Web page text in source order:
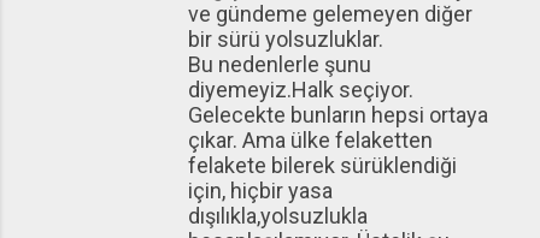
ve gündeme gelemeyen diğer
bir sürü yolsuzluklar.
Bu nedenlerle şunu
diyemeyiz.Halk seçiyor.
Gelecekte bunların hepsi ortaya
çıkar. Ama ülke felaketten
felakete bilerek sürüklendiği
için, hiçbir yasa
dışılıkla,yolsuzlukla